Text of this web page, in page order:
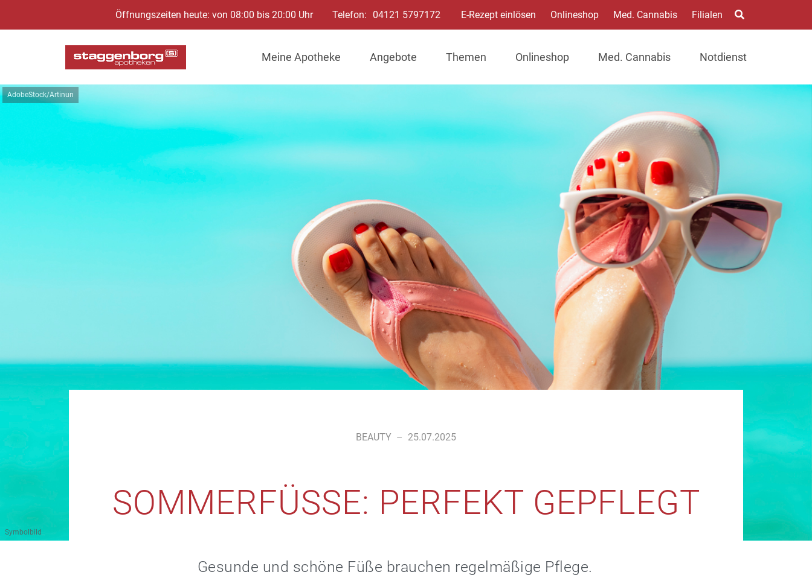
Öffnungszeiten heute: von 08:00 bis 20:00 Uhr Telefon: 04121 5797172 E-Rezept einlösen Onlineshop Med. Cannabis Filialen
Meine Apotheke Angebote Themen Onlineshop Med. Cannabis Notdienst
AdobeStock/Artinun
Symbolbild
BEAUTY – 25.07.2025
SOMMERFÜSSE: PERFEKT GEPFLEGT
Gesunde und schöne Füße brauchen regelmäßige Pflege.